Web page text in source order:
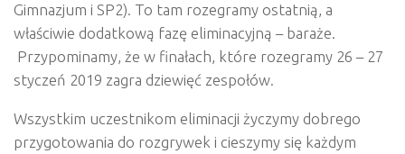
Gimnazjum i SP2). To tam rozegramy ostatnią, a
właściwie dodatkową fazę eliminacyjną – baraże.
Przypominamy, że w finałach, które rozegramy 26 – 27
styczeń 2019 zagra dziewięć zespołów.
Wszystkim uczestnikom eliminacji życzymy dobrego
przygotowania do rozgrywek i cieszymy się każdym